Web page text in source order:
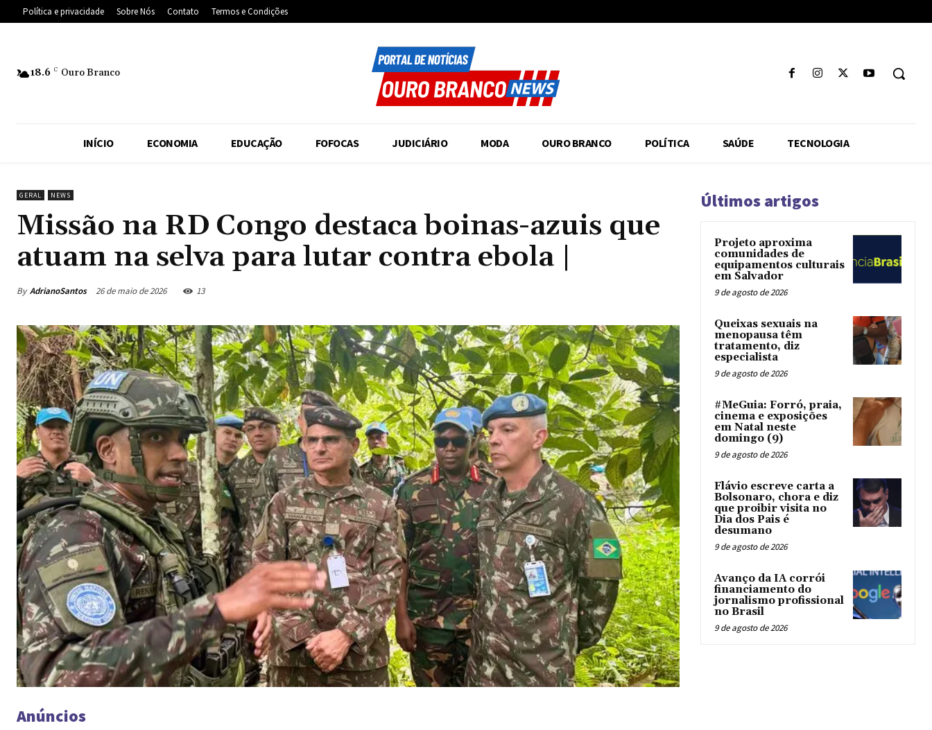
Política e privacidade Sobre Nós Contato Termos e Condições
18.6 C Ouro Branco
INÍCIO ECONOMIA EDUCAÇÃO FOFOCAS JUDICIÁRIO MODA OURO BRANCO POLÍTICA SAÚDE TECNOLOGIA
GERAL NEWS
Missão na RD Congo destaca boinas-azuis que
atuam na selva para lutar contra ebola |
By AdrianoSantos 26 de maio de 2026 13
Anúncios
Últimos artigos
Projeto aproxima
comunidades de
equipamentos culturais
em Salvador
9 de agosto de 2026
Queixas sexuais na
menopausa têm
tratamento, diz
especialista
9 de agosto de 2026
#MeGuia: Forró, praia,
cinema e exposições
em Natal neste
domingo (9)
9 de agosto de 2026
Flávio escreve carta a
Bolsonaro, chora e diz
que proibir visita no
Dia dos Pais é
desumano
9 de agosto de 2026
Avanço da IA corrói
financiamento do
jornalismo profissional
no Brasil
9 de agosto de 2026